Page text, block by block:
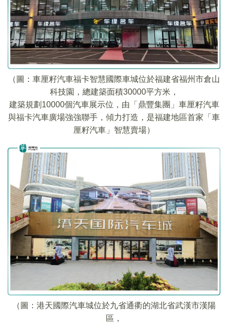
（圖：車厘籽汽車福卡智慧國際車城位於福建省福州市倉山
科技園，總建築面積30000平方米，
建築規劃10000個汽車展示位，由「鼎豐集團」車厘籽汽車
與福卡汽車廣場強強聯手，傾力打造，是福建地區首家「車
厘籽汽車」智慧賣場）
（圖：港天國際汽車城位於九省通衢的湖北省武漢市漢陽
區，